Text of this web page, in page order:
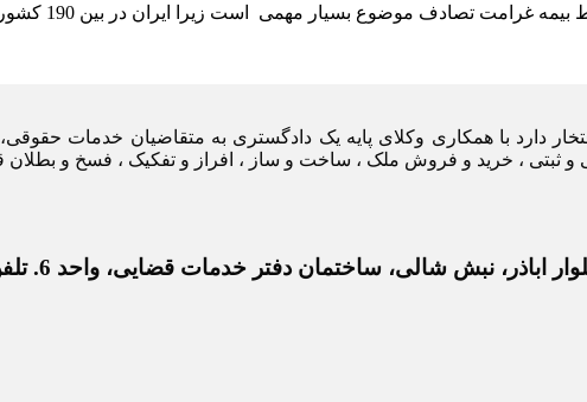
غرامت تصادف موضوع بسیار مهمی است زیرا ایران در بین 190 کشور رتبه…
دارد با همکاری وکلای پایه یک دادگستری به متقاضیان خدمات
و ثبتی ، خرید و فروش ملک ، ساخت و ساز ، افراز و تفکیک ، فسخ و بطلان
نبش شالی، ساختمان دفتر خدمات قضایی، واحد 6. تلفن:02144097162